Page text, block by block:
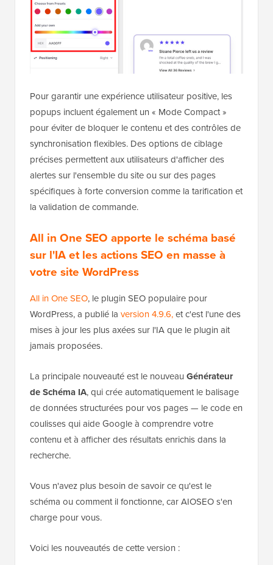
Pour garantir une expérience utilisateur positive, les
popups incluent également un « Mode Compact »
pour éviter de bloquer le contenu et des contrôles de
synchronisation flexibles. Des options de ciblage
précises permettent aux utilisateurs d'afficher des
alertes sur l'ensemble du site ou sur des pages
spécifiques à forte conversion comme la tarification et
la validation de commande.
All in One SEO apporte le schéma basé
sur l'IA et les actions SEO en masse à
votre site WordPress
All in One SEO, le plugin SEO populaire pour
WordPress, a publié la version 4.9.6,et c'est l'une des
mises à jour les plus axées sur l'IA que le plugin ait
jamais proposées.
La principale nouveauté est le nouveau Générateur
de Schéma IA, qui crée automatiquement le balisage
de données structurées pour vos pages — le code en
coulisses qui aide Google à comprendre votre
contenu et à afficher des résultats enrichis dans la
recherche.
Vous n'avez plus besoin de savoir ce qu'est le
schéma ou comment il fonctionne, car AIOSEO s'en
charge pour vous.
Voici les nouveautés de cette version :